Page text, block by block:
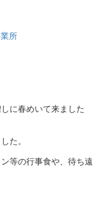
に春めいて来ました
た。
等の行事食や、待ち遠